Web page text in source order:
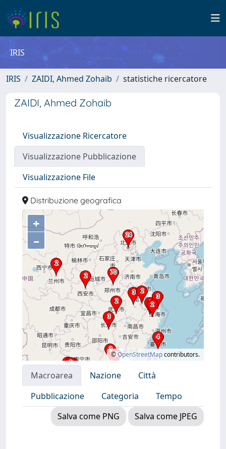
IRIS
IRIS ZAIDI, Ahmed Zohaib statistiche ricercatore
ZAIDI, Ahmed Zohaib
Visualizzazione Ricercatore
Visualizzazione Pubblicazione
Visualizzazione File
Distribuzione geografica
+
–
©OpenStreetMapcontributors.
Macroarea Nazione
Città
Pubblicazione
Categoria
Tempo
Salva come PNG
Salva come JPEG